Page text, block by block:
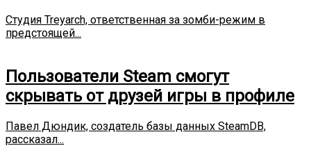
Студия Treyarch, ответственная за зомби-режим в
предстоящей...
Пользователи Steam смогут
скрывать от друзей игры в профиле
Павел Дюндик, создатель базы данных SteamDB,
рассказал...